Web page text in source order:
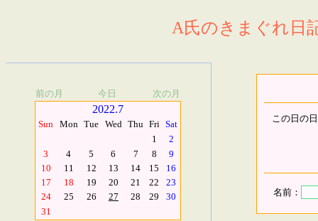
A氏のきまぐれ日
前の月 今日 次の月
2022.7
Sun Mon Tue Wed Thu Fri Sat
1
2
3
4 5 6 7 8
9
10
11 12 13 14 15
16
17
18 19 20 21 22
23
24
25 26 27 28 29
30
31
この日の
名前：